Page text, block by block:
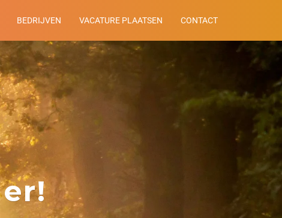
BEDRIJVEN VACATURE PLAATSEN CONTACT